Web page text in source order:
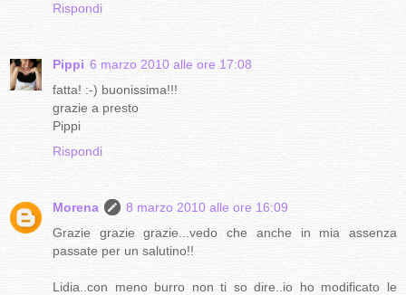
Rispondi
Pippi 6 marzo 2010 alle ore 17:08
fatta! :-) buonissima!!!
grazie a presto
Pippi
Rispondi
Morena
8 marzo 2010 alle ore 16:09
Grazie grazie grazie...vedo che anche in mia assenza
passate per un salutino!!
Lidia..con meno burro non ti so dire..io ho modificato le